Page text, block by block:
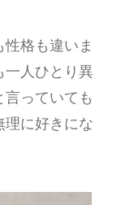
格も違いま
一人ひとり異
っていても
理に好きにな